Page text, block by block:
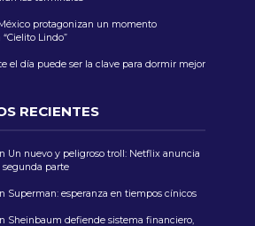
protagonizan un momento
Lindo”
el día puede ser la clave para dormir mejor
RECIENTES
Un nuevo y peligroso troll: Netflix anuncia
segunda parte
Superman: esperanza en tiempos cínicos
Sheinbaum defiende sistema financiero,